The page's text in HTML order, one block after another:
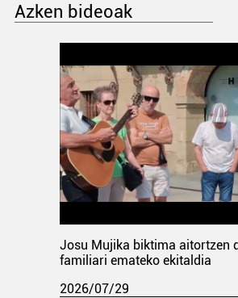
Azken bideoak
Josu Mujika biktima aitortzen
familiari emateko ekitaldia
2026/07/29